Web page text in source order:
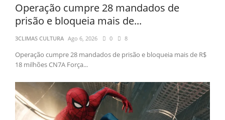
Operação cumpre 28 mandados de
prisão e bloqueia mais de...
3CLIMAS CULTURA Ago 6, 2026 0 8
Operação cumpre 28 mandados de prisão e bloqueia mais de R$
18 milhões CN7A Força...